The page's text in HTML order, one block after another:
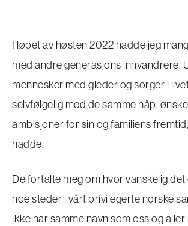
I løpet av høsten 2022 hadde jeg
med andre generasjons innvandrere.
mennesker med gleder og sorger i
selvfølgelig med de samme håp,
ambisjoner for sin og familiens
hadde.
De fortalte meg om hvor vanskelig det
noe steder i vårt privilegerte norske
ikke har samme navn som oss og